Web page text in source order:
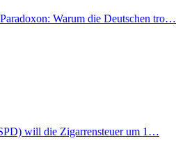
Warum die Deutschen tro…
will die Zigarrensteuer um 1…